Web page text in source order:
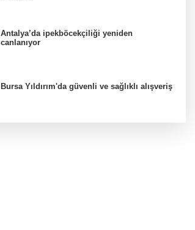
Antalya’da ipekböcekçiliği yeniden
canlanıyor
Bursa Yıldırım'da güvenli ve sağlıklı alışveriş